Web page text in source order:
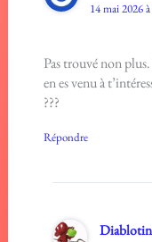
14 mai 2026
Pas trouvé non
en es venu à
???
Répondre
Diablotin